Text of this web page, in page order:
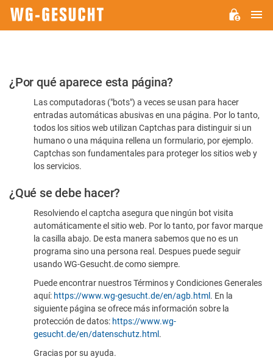
Por
favor,
confirme
humano
¿Por qué aparece esta página?
Las computadoras ("bots") a veces se usan para hacer
entradas automáticas abusivas en una página. Por lo tanto,
todos los sitios web utilizan Captchas para distinguir si un
humano o una máquina rellena un formulario, por ejemplo.
Captchas son fundamentales para proteger los sitios web y
los servicios.
¿Qué se debe hacer?
Resolviendo el captcha asegura que ningún bot visita
automáticamente el sitio web. Por lo tanto, por favor marque
la casilla abajo. De esta manera sabemos que no es un
programa sino una persona real. Despues puede seguir
usando WG-Gesucht.de como siempre.
Puede encontrar nuestros Términos y Condiciones Generales
aquí: https://www.wg-gesucht.de/en/agb.html . En la
siguiente página se ofrece más información sobre la
protección de datos: https://www.wg-
gesucht.de/en/datenschutz.html .
Gracias por su ayuda.